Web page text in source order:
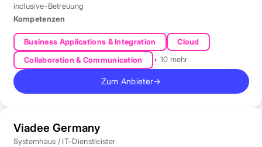
inclusive-Betreuung
Kompetenzen
Business Applications & Integration
Cloud
Collaboration & Communication
+ 10 mehr
Zum Anbieter→
Viadee Germany
Systemhaus / IT-Dienstleister